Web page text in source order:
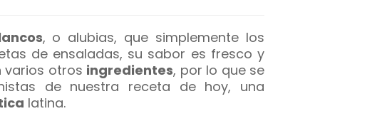
, o alubias, que simplemente los
de ensaladas, su sabor es fresco y
otros ingredientes, por lo que se
de nuestra receta de hoy, una
latina.